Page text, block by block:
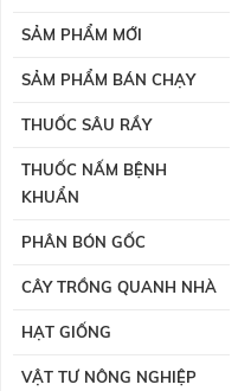
SẢM PHẨM MỚI
SẢM PHẨM BÁN CHẠY
THUỐC SÂU RẦY
THUỐC NẤM BỆNH
KHUẨN
PHÂN BÓN GỐC
CÂY TRỒNG QUANH NHÀ
HẠT GIỐNG
VẬT TƯ NÔNG NGHIỆP